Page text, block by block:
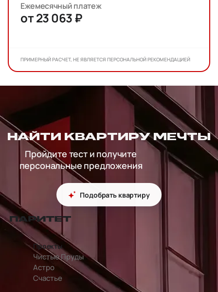
Ежемесячный платеж
от 23 063 ₽
ПРИМЕРНЫЙ РАСЧЕТ, НЕ ЯВЛЯЕТСЯ ПЕРСОНАЛЬНОЙ РЕКОМЕНДАЦИЕЙ
НАЙТИ КВАРТИРУ МЕЧТЫ
Пройдите тест и получите
персональные предложения
Подобрать квартиру
перейти на главную страницу
Проекты
Чистые Пруды
Астро
Счастье